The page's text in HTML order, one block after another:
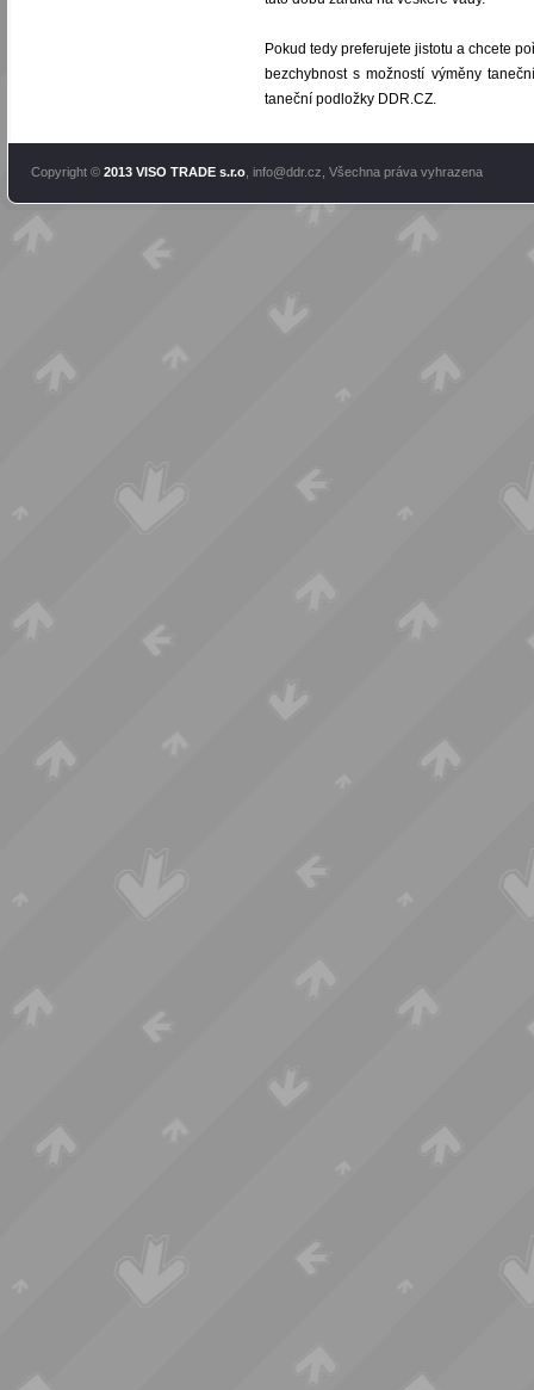
Pokud tedy preferujete jistotu a chcete
bezchybnost s možností výměny
taneční podložky DDR.CZ.
Copyright © 2013 VISO TRADE s.r.o info@ddr.cz , Všechna práva vyhrazena